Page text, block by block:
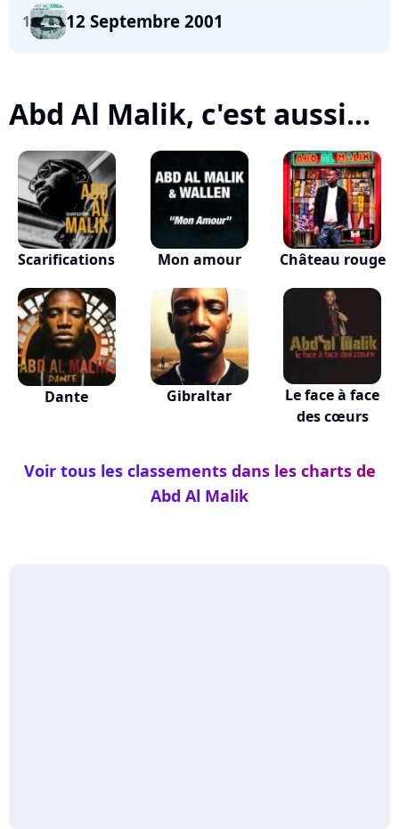
1 12 Septembre 2001
Abd Al Malik, c'est aussi...
Scarifications Mon amour Château rouge
Dante Gibraltar
Le face à face
des cœurs
Voir tous les classements dans les charts de
Abd Al Malik